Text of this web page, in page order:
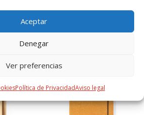
Aceptar
Denegar
Ver preferencias
Política de PrivacidadAviso legal
RELACIONADOS